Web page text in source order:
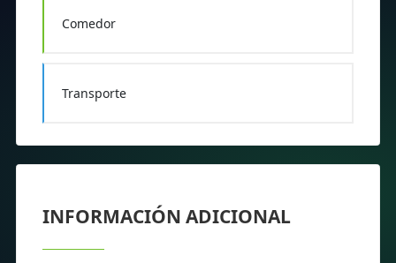
Comedor
Transporte
INFORMACIÓN ADICIONAL